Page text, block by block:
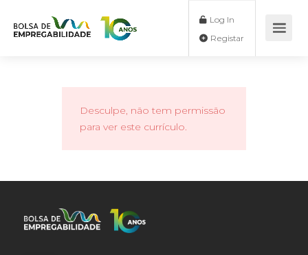
Log In
Desculpe, não tem permissão
para ver este currículo.